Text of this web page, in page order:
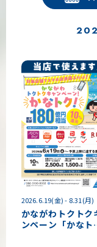
2026.6.19(金) - 8.31(月)
かながわトクトク
ンペーン「かなト